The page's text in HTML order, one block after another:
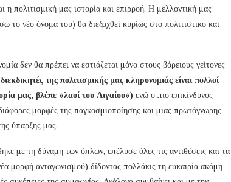
η πολιτισμική μας ιστορία και επιρροή. Η μελλοντική μας
νέο όνομα του) θα διεξαχθεί κυρίως στο πολιτιστικό και
δεν θα πρέπει να εστιάζεται μόνο στους βόρειους γείτονες
της πολιτισμικής μας κληρονομιάς είναι πολλοί
μας, βλέπε «λαοί του Αιγαίου») ενώ ο πιο επικίνδυνος
μορφές της παγκοσμιοποίησης και μιας πρωτόγνωρης
ύπαρξης μας.
με τη δύναμη των όπλων, επέλυσε όλες τις αντιθέσεις και τα
μορφή ανταγωνισμού) δίδοντας πολλάκις τη ευκαιρία ακόμη